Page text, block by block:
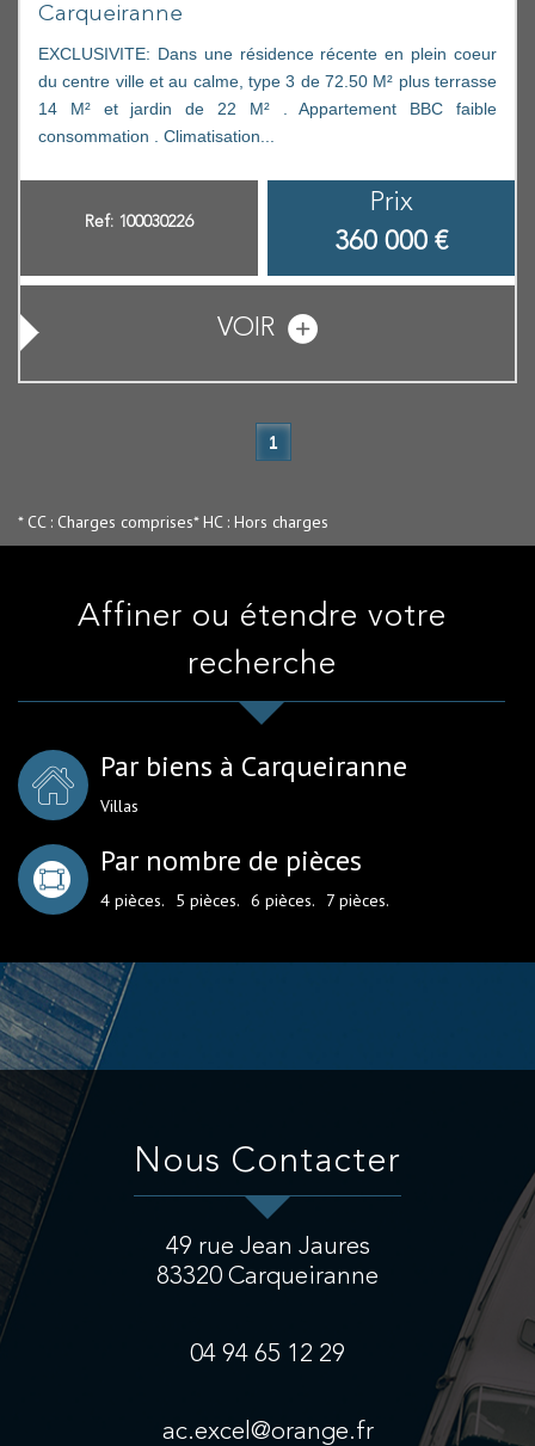
Carqueiranne
EXCLUSIVITE: Dans une résidence récente en plein coeur
du centre ville et au calme, type 3 de 72.50 M² plus terrasse
14 M² et jardin de 22 M² . Appartement BBC faible
consommation . Climatisation...
Ref: 100030226
Prix
360 000 €
VOIR
1
* CC : Charges comprises* HC : Hors charges
Affiner ou étendre votre
recherche
Par biens à Carqueiranne
Villas
Par nombre de pièces
4 pièces. 5 pièces. 6 pièces. 7 pièces.
Nous Contacter
49 rue Jean Jaures
83320 Carqueiranne
04 94 65 12 29
ac.excel@orange.fr